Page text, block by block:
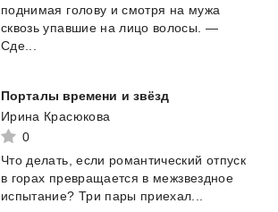
поднимая голову и смотря на мужа
сквозь упавшие на лицо волосы. —
Сде...
Порталы времени и звёзд
Ирина Красюкова
0
Что делать, если романтический отпуск
в горах превращается в межзвездное
испытание? Три пары приехал...